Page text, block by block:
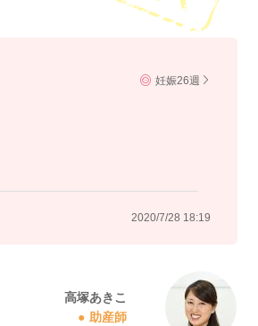
妊娠26週
2020/7/28 18:19
高塚あきこ
助産師